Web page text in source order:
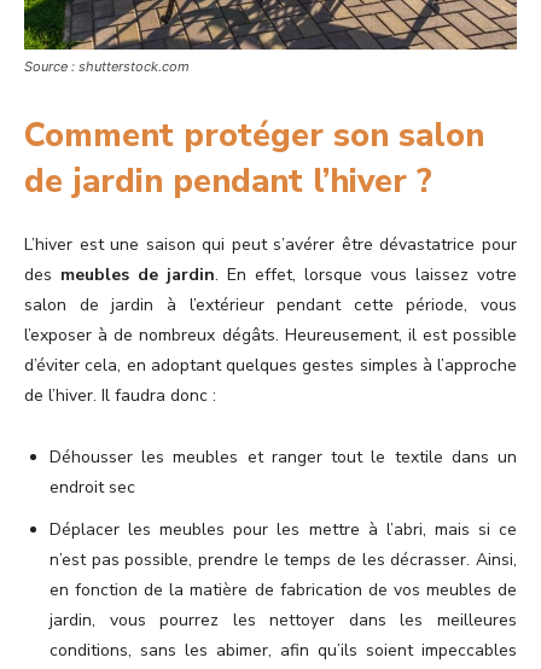
Source : shutterstock.com
Comment protéger son salon
de jardin pendant l’hiver ?
L’hiver est une saison qui peut s’avérer être dévastatrice pour
des meubles de jardin. En effet, lorsque vous laissez votre
salon de jardin à l’extérieur pendant cette période, vous
l’exposer à de nombreux dégâts. Heureusement, il est possible
d’éviter cela, en adoptant quelques gestes simples à l’approche
de l’hiver. Il faudra donc :
Déhousser les meubles et ranger tout le textile dans un
endroit sec
Déplacer les meubles pour les mettre à l’abri, mais si ce
n’est pas possible, prendre le temps de les décrasser. Ainsi,
en fonction de la matière de fabrication de vos meubles de
jardin, vous pourrez les nettoyer dans les meilleures
conditions, sans les abimer, afin qu’ils soient impeccables